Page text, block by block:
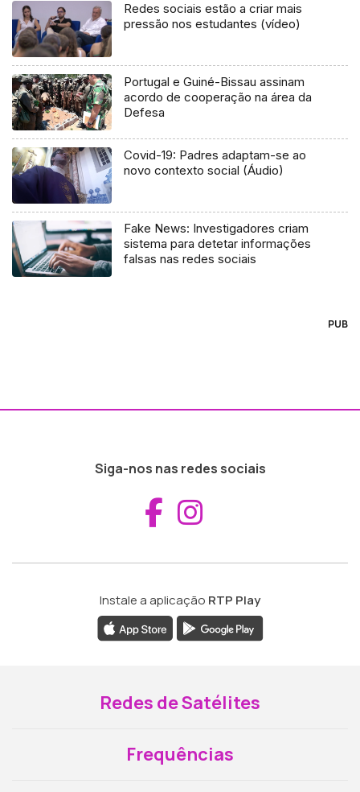
Redes sociais estão a criar mais
pressão nos estudantes (vídeo)
Portugal e Guiné-Bissau assinam
acordo de cooperação na área da
Defesa
Covid-19: Padres adaptam-se ao
novo contexto social (Áudio)
Fake News: Investigadores criam
sistema para detetar informações
falsas nas redes sociais
PUB
Siga-nos nas redes sociais
Aceder ao
Instale a aplicação RTP Play
Redes de Satélites
Frequências